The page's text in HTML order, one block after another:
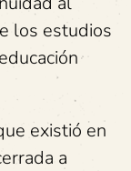
los estudios
existió en
a